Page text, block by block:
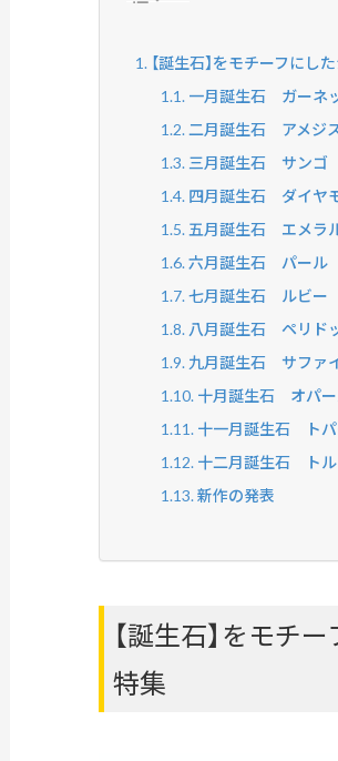
【誕生石】をモチーフに
一月誕生石 ガーネ
二月誕生石 アメジ
三月誕生石 サンゴ
四月誕生石 ダイヤ
五月誕生石 エメラ
六月誕生石 パール
七月誕生石 ルビー
八月誕生石 ペリド
九月誕生石 サファ
十月誕生石 オパ
十一月誕生石 トパ
十二月誕生石 ト
新作の発表
【誕生石】をモチ
特集